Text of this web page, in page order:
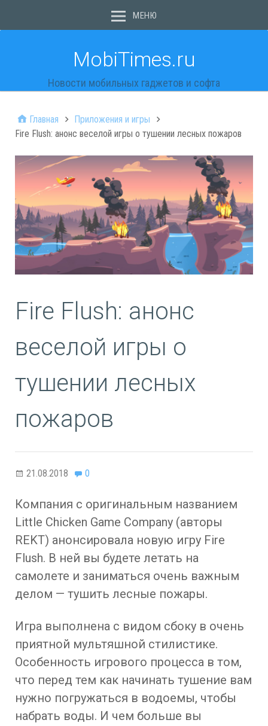
МЕНЮ
MobiTimes.ru
Новости мобильных гаджетов и софта
Главная
Приложения и игры
Fire Flush: анонс веселой игры о тушении лесных пожаров
Fire Flush: анонс
веселой игры о
тушении лесных
пожаров
21.08.2018 0
Компания с оригинальным названием
Little Chicken Game Company (авторы
REKT) анонсировала новую игру Fire
Flush. В ней вы будете летать на
самолете и заниматься очень важным
делом — тушить лесные пожары.
Игра выполнена с видом сбоку в очень
приятной мультяшной стилистике.
Особенность игрового процесса в том,
что перед тем как начинать тушение вам
нужно погружаться в водоемы, чтобы
набрать воды. И чем больше вы